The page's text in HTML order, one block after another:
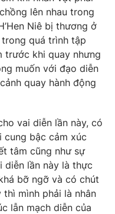
Nam
tử số 483/GP-BTTTT
lên nhau trong
Niê bị thương ở
quá trình tập
trước khi quay nhưng
muốn với đạo diễn
quay hành động
vai diễn lần này, có
cung bậc cảm xúc
tâm cũng như sự
diễn lần này là thực
bỡ ngỡ và có chút
mình phải là nhân
lẫn mạch diễn của